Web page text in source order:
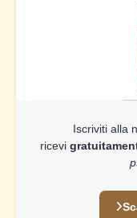
Iscriviti alla
ricevi